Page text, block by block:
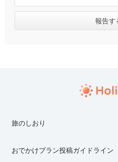
旅のしおり
おでかけプラン投稿ガイドライン